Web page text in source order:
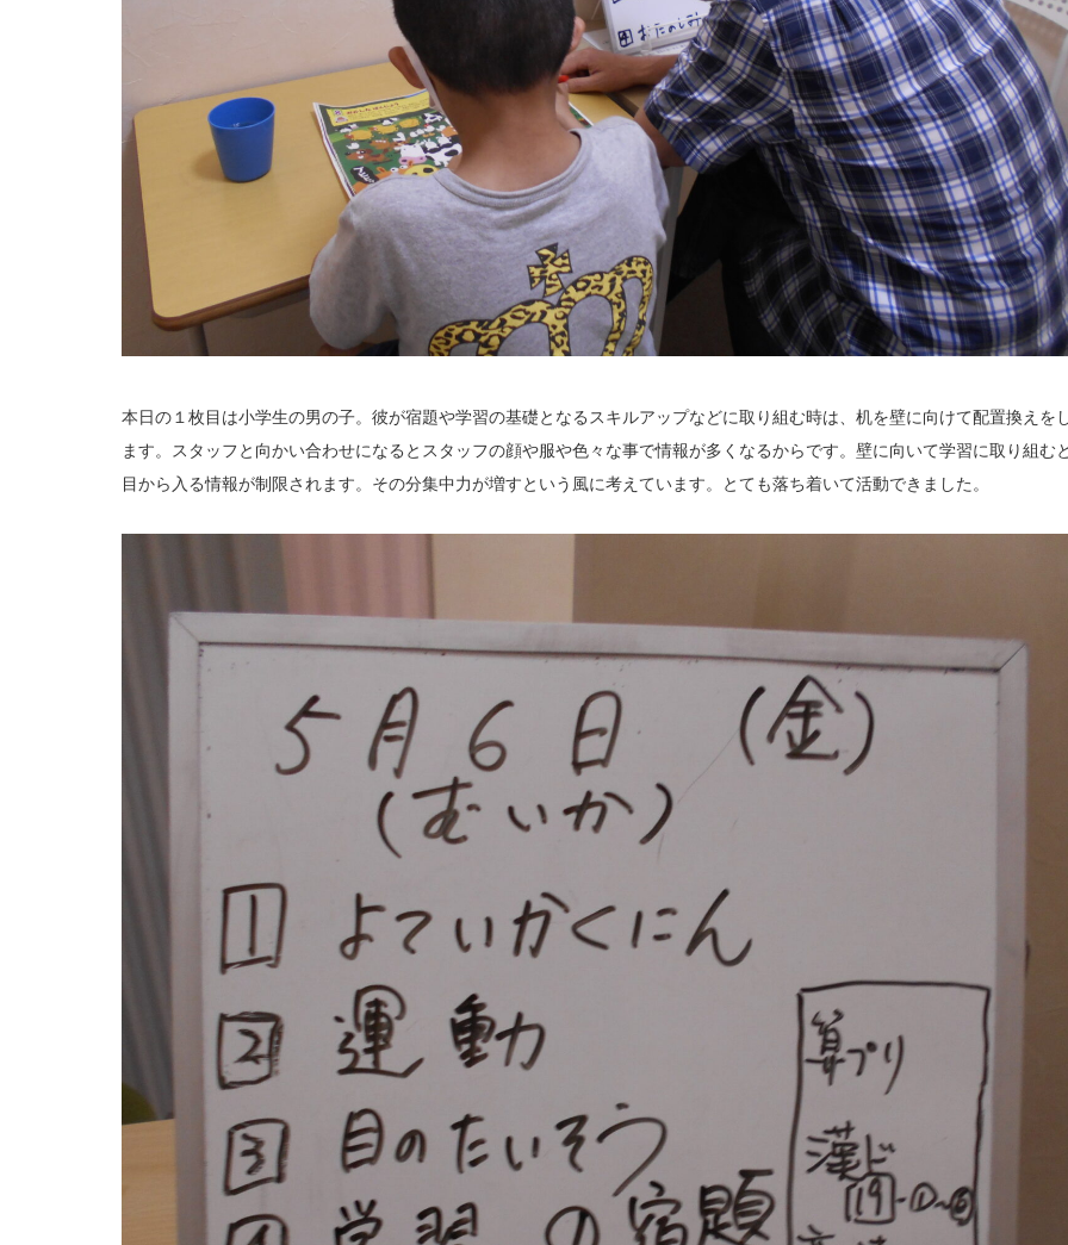
本日の１枚目は小学生の男の子。彼が宿題や学習の基礎となるスキルアップなどに取り組む時は、机を壁に向けて配置換えを
ます。スタッフと向かい合わせになるとスタッフの顔や服や色々な事で情報が多くなるからです。壁に向いて学習に取り組む
目から入る情報が制限されます。その分集中力が増すという風に考えています。とても落ち着いて活動できました。